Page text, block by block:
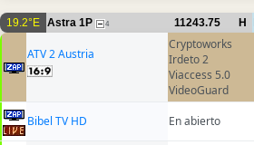
19.2°E Astra 1P 4 11243.75 H
ATV 2 Austria
Cryptoworks
Irdeto 2
Viaccess 5.0
VideoGuard
Bibel TV HD En abierto